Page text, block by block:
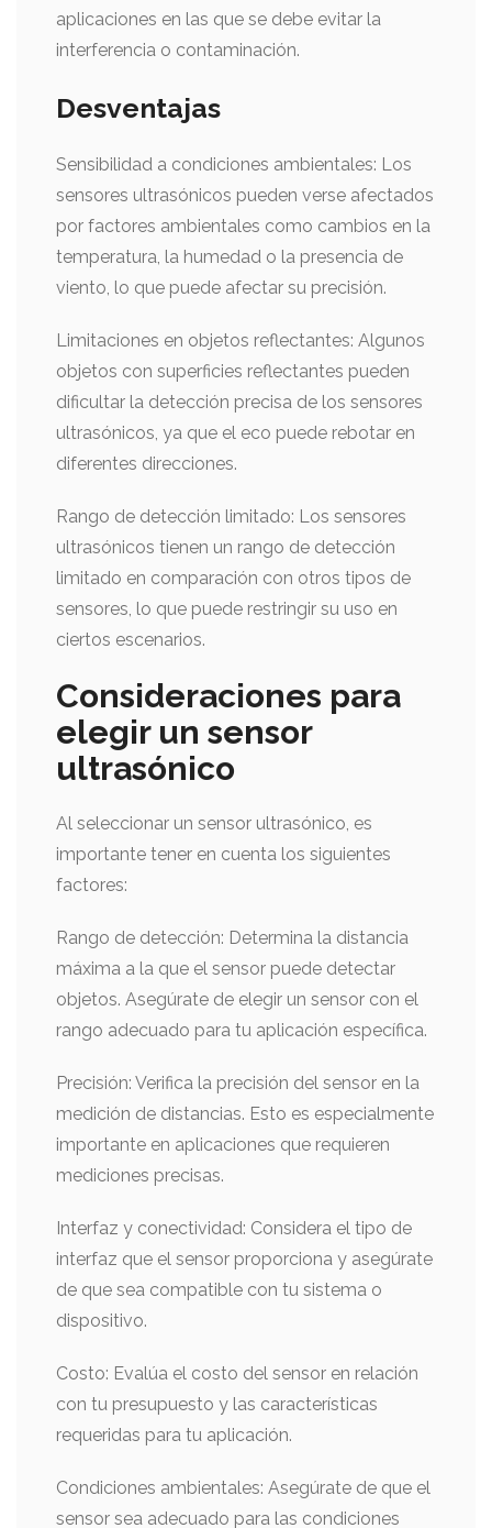
aplicaciones en las que se debe evitar la
interferencia o contaminación.
Desventajas
Sensibilidad a condiciones ambientales: Los
sensores ultrasónicos pueden verse afectados
por factores ambientales como cambios en la
temperatura, la humedad o la presencia de
viento, lo que puede afectar su precisión.
Limitaciones en objetos reflectantes: Algunos
objetos con superficies reflectantes pueden
dificultar la detección precisa de los sensores
ultrasónicos, ya que el eco puede rebotar en
diferentes direcciones.
Rango de detección limitado: Los sensores
ultrasónicos tienen un rango de detección
limitado en comparación con otros tipos de
sensores, lo que puede restringir su uso en
ciertos escenarios.
Consideraciones para
elegir un sensor
ultrasónico
Al seleccionar un sensor ultrasónico, es
importante tener en cuenta los siguientes
factores:
Rango de detección: Determina la distancia
máxima a la que el sensor puede detectar
objetos. Asegúrate de elegir un sensor con el
rango adecuado para tu aplicación específica.
Precisión: Verifica la precisión del sensor en la
medición de distancias. Esto es especialmente
importante en aplicaciones que requieren
mediciones precisas.
Interfaz y conectividad: Considera el tipo de
interfaz que el sensor proporciona y asegúrate
de que sea compatible con tu sistema o
dispositivo.
Costo: Evalúa el costo del sensor en relación
con tu presupuesto y las características
requeridas para tu aplicación.
Condiciones ambientales: Asegúrate de que el
sensor sea adecuado para las condiciones